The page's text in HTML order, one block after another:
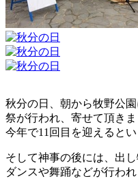
秋分の日、朝から牧野公
祭が行われ、寄せて頂きま
今年で11回目を迎えるとい
そして神事の後には、出
ダンスや舞踊などが行われ